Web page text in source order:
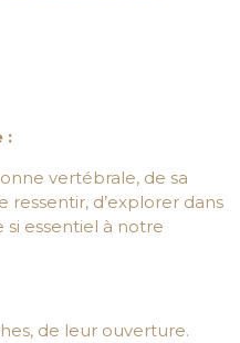
:
vertébrale, de sa
d’explorer dans
essentiel à notre
de leur ouverture.